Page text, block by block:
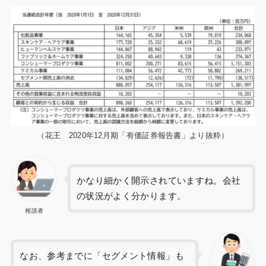
（花王 2020年12月期「有価証券報告書」より抜粋）
相談者
かなり細かく開示されていますね。会社
の状況がよく分かります。
なお、参考までに「セグメント情報」も